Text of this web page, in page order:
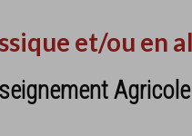
et/ou en
Agricole